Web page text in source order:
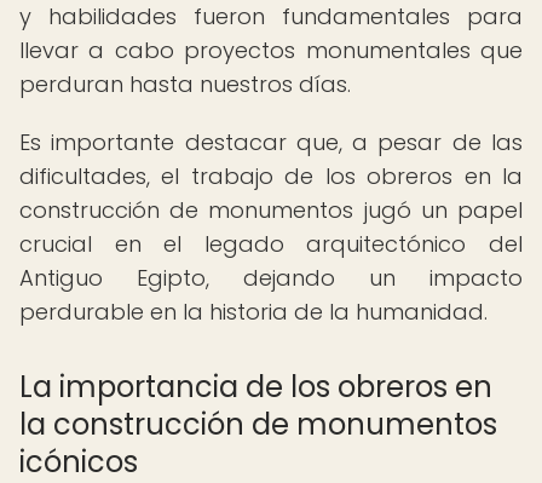
y habilidades fueron fundamentales para
llevar a cabo proyectos monumentales que
perduran hasta nuestros días.
Es importante destacar que, a pesar de las
dificultades, el trabajo de los obreros en la
construcción de monumentos jugó un papel
crucial en el legado arquitectónico del
Antiguo Egipto, dejando un impacto
perdurable en la historia de la humanidad.
La importancia de los obreros en
la construcción de monumentos
icónicos